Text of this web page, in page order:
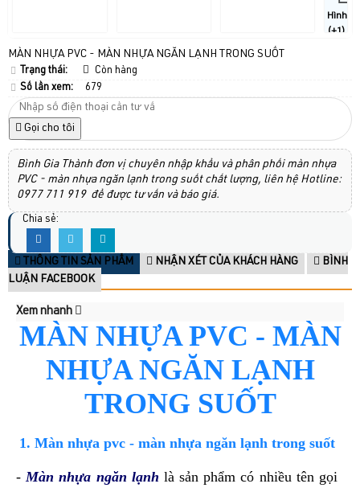
Hình
(+1)
MÀN NHỰA PVC - MÀN NHỰA NGĂN LẠNH TRONG SUỐT
Trạng thái:
Còn hàng
Số lần xem:
679
Gọi cho tôi
Bình Gia Thành đơn vị chuyên nhập khẩu và phân phối màn nhựa
PVC - màn nhựa ngăn lạnh trong suốt chất lượng, liên hệ Hotline:
0977 711 919 để được tư vấn và báo giá.
Chia sẻ:
THÔNG TIN SẢN PHẨM NHẬN XÉT CỦA KHÁCH HÀNG
BÌNH
LUẬN FACEBOOK
Xem nhanh
MÀN NHỰA PVC - MÀN
NHỰA NGĂN LẠNH
TRONG SUỐT
1. Màn nhựa pvc - màn nhựa ngăn lạnh trong suốt
- Màn nhựa ngăn lạnh là sản phẩm có nhiều tên gọi